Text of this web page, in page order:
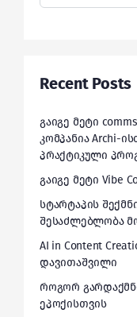
for:
Recent Posts
გაიგე მეტი
კომპანია Archi-
პრაქტიკული
გაიგე მეტი Vibe
სტარტაპის
შესაძლებლობა
AI in Content
დავითაშვილი
როგორ
ეპოქისთვის